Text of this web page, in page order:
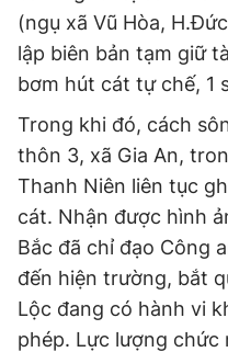
(ngụ xã Vũ Hòa,
lập biên bản tạm giữ
bơm hút cát tự chế, 1
Trong khi đó, cách
thôn 3, xã Gia An,
Thanh Niên liên tục
cát. Nhận được hình
Bắc đã chỉ đạo Công
đến hiện trường, bắt
Lộc đang có hành vi
phép. Lực lượng chức